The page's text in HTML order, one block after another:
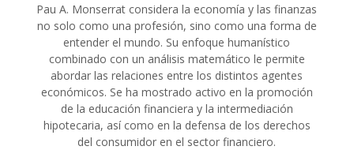
Pau A. Monserrat considera la economía y las finanzas
no solo como una profesión, sino como una forma de
entender el mundo. Su enfoque humanístico
combinado con un análisis matemático le permite
abordar las relaciones entre los distintos agentes
económicos. Se ha mostrado activo en la promoción
de la educación financiera y la intermediación
hipotecaria, así como en la defensa de los derechos
del consumidor en el sector financiero.